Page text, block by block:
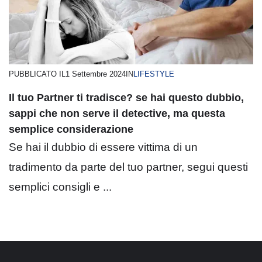
PUBBLICATO IL 1 Settembre 2024 IN LIFESTYLE
Il tuo Partner ti tradisce? se hai questo dubbio,
sappi che non serve il detective, ma questa
semplice considerazione
Se hai il dubbio di essere vittima di un
tradimento da parte del tuo partner, segui questi
semplici consigli e ...